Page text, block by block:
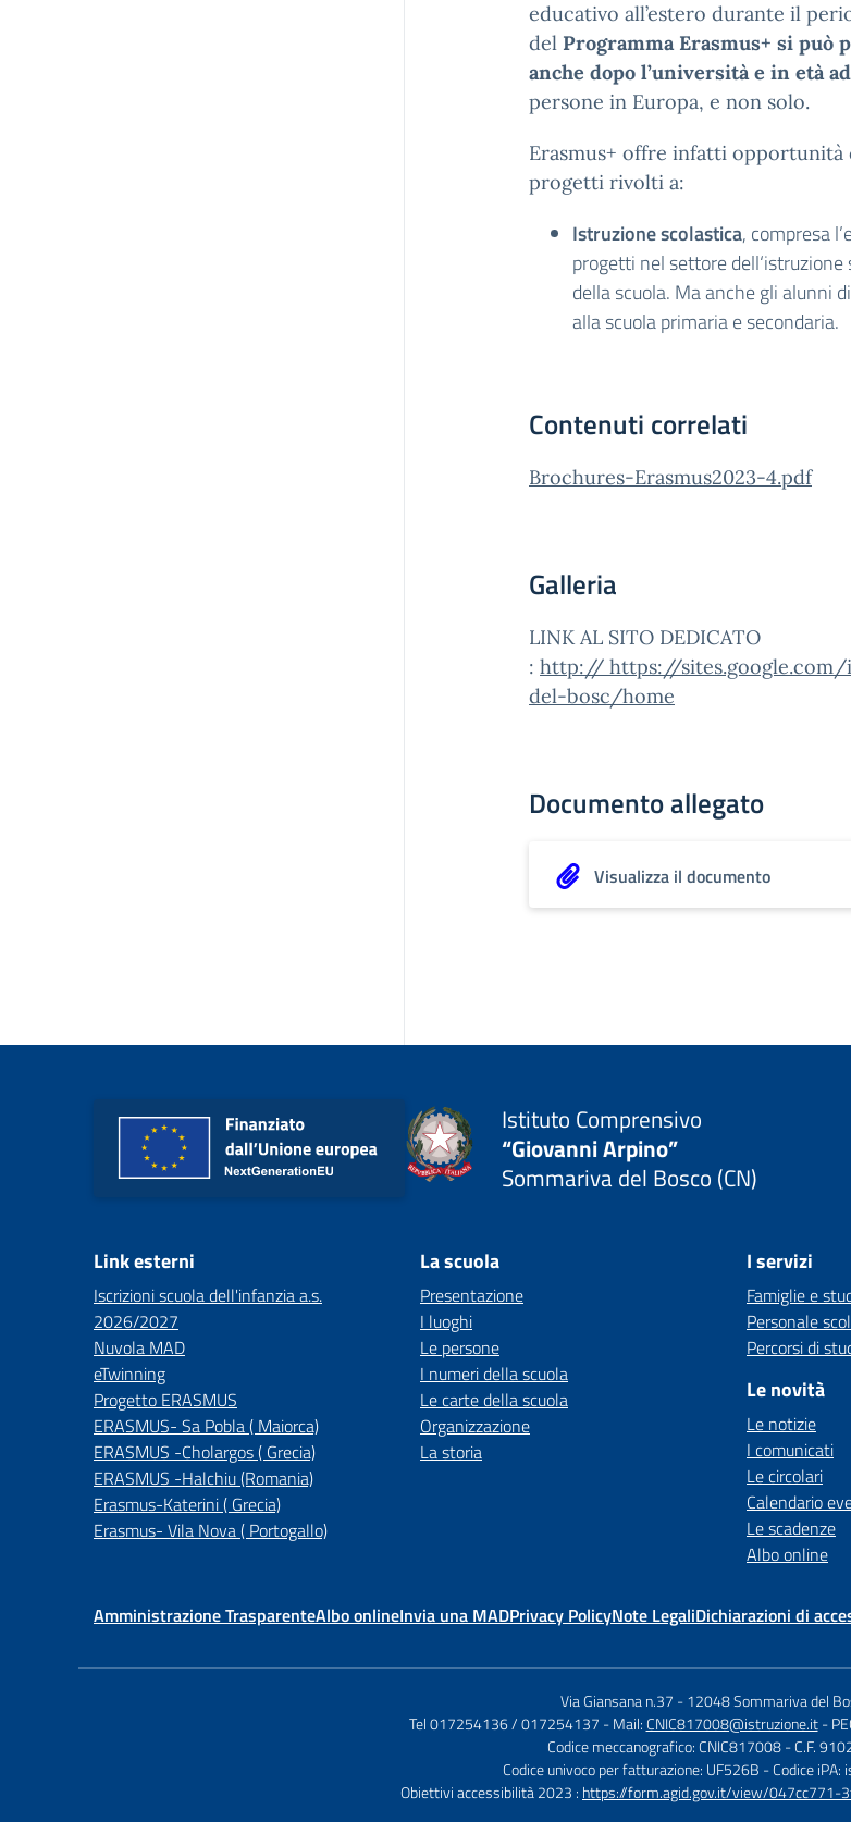
educativo all’estero durante il
del Programma Erasmus+ si può
anche dopo l’università e in età
persone in Europa, e non solo.
Erasmus+ offre infatti
progetti rivolti a:
Istruzione scolastica, compresa
progetti nel settore
della scuola. Ma anche gli alunni
alla scuola primaria e secondaria.
Contenuti correlati
Brochures-Erasmus2023-4.pdf
Galleria
LINK AL SITO DEDICATO
: http:// https://
del-bosc/home
Documento allegato
Visualizza il documento
Istituto Comprensivo
“Giovanni Arpino”
Sommariva del Bosco (CN)
Link esterni
Iscrizioni scuola dell'infanzia a.s.
2026/2027
Nuvola MAD
eTwinning
Progetto ERASMUS
ERASMUS- Sa Pobla ( Maiorca)
ERASMUS -Cholargos ( Grecia)
ERASMUS -Halchiu (Romania)
Erasmus-Katerini ( Grecia)
Erasmus- Vila Nova ( Portogallo)
La scuola
Presentazione
I luoghi
Le persone
I numeri della scuola
Le carte della scuola
Organizzazione
La storia
I servizi
Famiglie e
Personale
Percorsi di
Le novità
Le notizie
I comunicati
Le circolari
Calendario
Le scadenze
Albo online
Amministrazione TrasparenteAlbo onlineInvia una MADPrivacy PolicyNote LegaliDichiarazioni di
Via Giansana n.37 -12048 Sommariva del
Tel 017254136 / 017254137 - Mail:CNIC817008@istruzione.it -
Codice meccanografico: CNIC817008- C.F.
Codice univoco per fatturazione: UF526B - Codice
Obiettivi accessibilità 2023 : https://form.agid.gov.it/view/